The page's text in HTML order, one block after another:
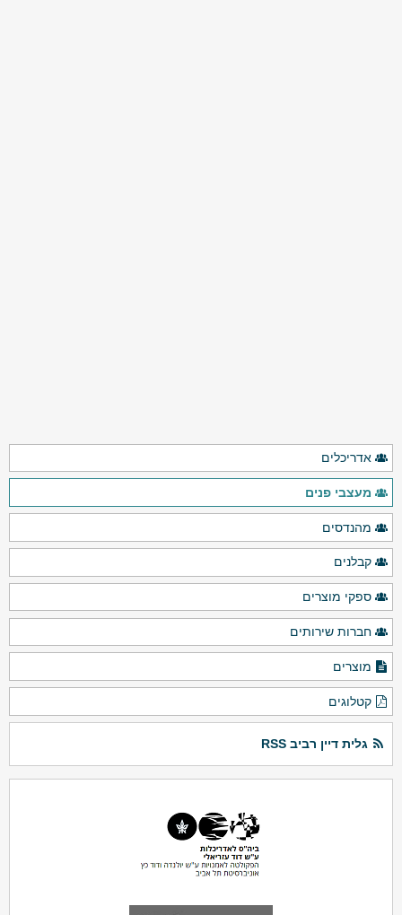
אדריכלים
מעצבי פנים
מהנדסים
קבלנים
ספקי מוצרים
חברות שירותים
מוצרים
קטלוגים
גלית דיין רביב RSS